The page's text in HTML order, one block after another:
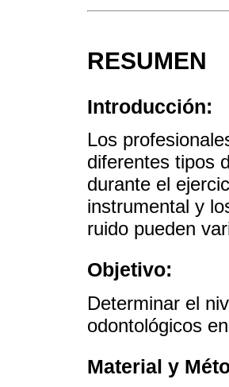
RESUMEN
Introducción:
Los
diferentes tipos
durante el
instrumental y
ruido pueden
Objetivo:
Determinar el
odontológicos
Material y